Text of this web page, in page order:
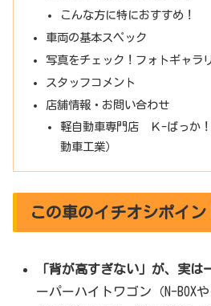
こんな方に特におすすめ！
車両の基本スペック
写真をチェック！フォトギャラ
スタッフコメント
店舗情報・お問い合わせ
軽自動車専門店 Ｋ-ばっか
動車工業）
この車のイチオシポイン
「背が高すぎない」が、実は
ーパーハイトワゴン（N-BOX